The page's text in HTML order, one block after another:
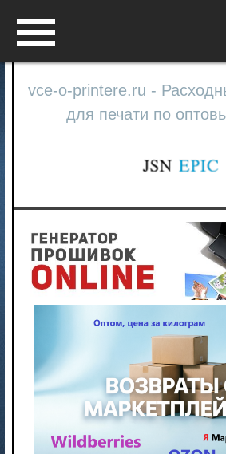
vce-o-printere.ru -
для печати по